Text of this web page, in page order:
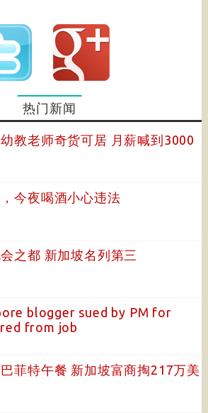
热门新闻
教老师奇货可居 月薪喊到3000
今夜喝酒小心违法
之都 新加坡名列第三
blogger sued by PM for
from job
菲特午餐 新加坡富商掏217万美